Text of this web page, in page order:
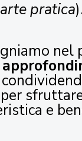
pratica).
nel
e